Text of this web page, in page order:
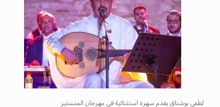
لطفي بوشناق يقدم سهرة استثنائية في مهرجان المنستير